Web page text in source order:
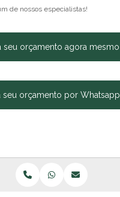
de nossos especialistas!
seu orçamento agora mesmo
seu orçamento por Whatsapp